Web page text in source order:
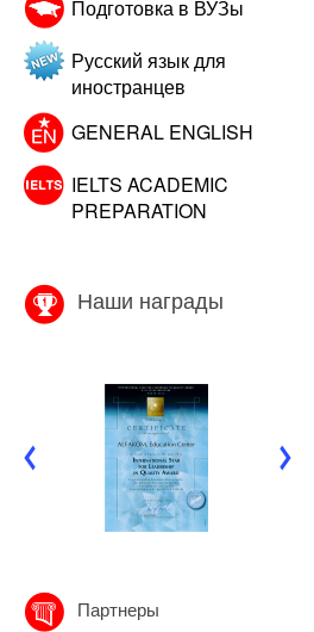
Подготовка в ВУЗы
Русский язык для
иностранцев
GENERAL ENGLISH
IELTS ACADEMIC
PREPARATION
Наши награды
Партнеры